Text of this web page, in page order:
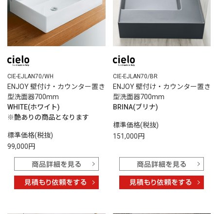
CIE-EJLAN70/WH
ENJOY 壁付け・カウンター置き
型洗面器700mm
WHITE(ホワイト)
※艶ありの商品となります
標準価格(税抜)
99,000円
CIE-EJLAN70/BR
ENJOY 壁付け・カウンター置き
型洗面器700mm
BRINA(ブリナ)
標準価格(税抜)
151,000円